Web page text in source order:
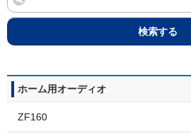
検索する
ホーム用オーディオ
ZF160